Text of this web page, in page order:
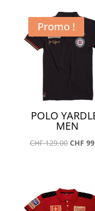
initial
était :
CHF
Promo !
POLO
MEN
CHF129.00 Le
CHF
CHF